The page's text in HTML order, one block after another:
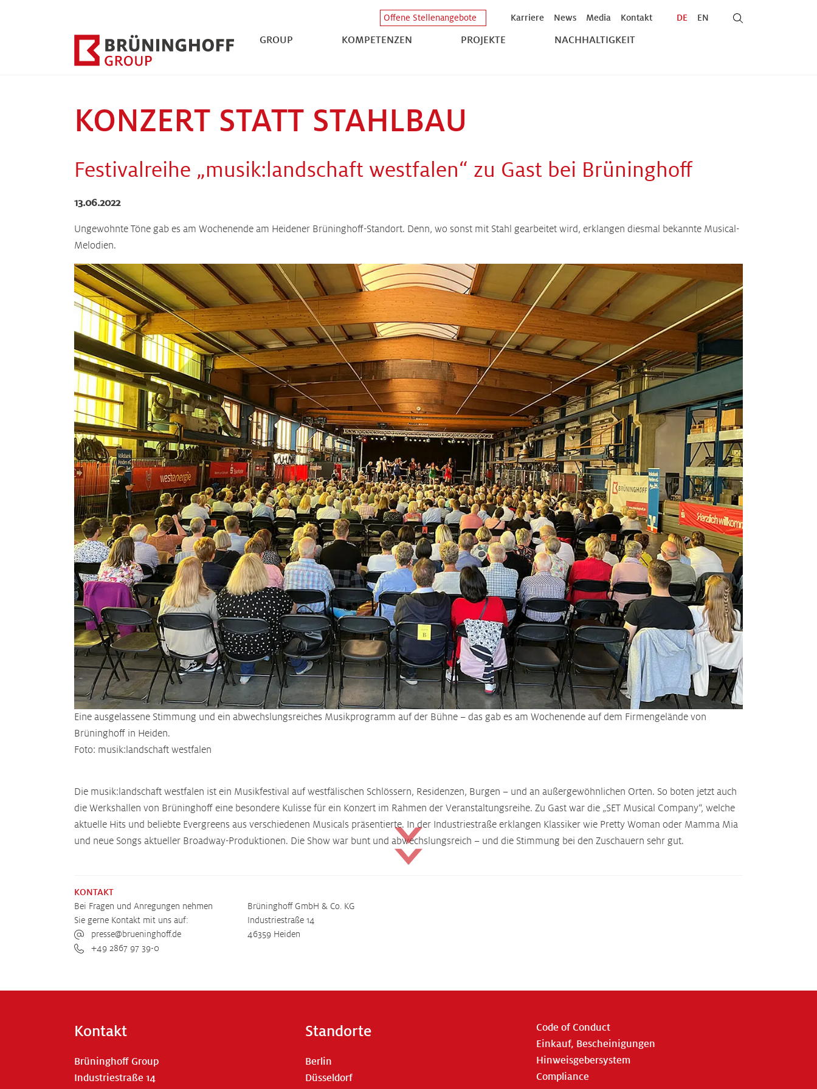
Offene Stellenangebote Karriere News Media Kontakt DE EN
GROUP KOMPETENZEN PROJEKTE NACHHALTIGKEIT
KONZERT STATT STAHLBAU
Festivalreihe „musik:landschaft westfalen“ zu Gast bei Brüninghoff
13.06.2022
Ungewohnte Töne gab es am Wochenende am Heidener Brüninghoff-Standort. Denn, wo sonst mit Stahl gearbeitet wird, erklangen diesmal bekannte Musical-
Melodien.
Eine ausgelassene Stimmung und ein abwechslungsreiches Musikprogramm auf der Bühne – das gab es am Wochenende auf dem Firmengelände von
Brüninghoff in Heiden.
Foto: musik:landschaft westfalen
Die musik:landschaft westfalen ist ein Musikfestival auf westfälischen Schlössern, Residenzen, Burgen – und an außergewöhnlichen Orten. So boten jetzt auch
die Werkshallen von Brüninghoff eine besondere Kulisse für ein Konzert im Rahmen der Veranstaltungsreihe. Zu Gast war die „SET Musical Company“, welche
aktuelle Hits und beliebte Evergreens aus verschiedenen Musicals präsentierte. In der Industriestraße erklangen Klassiker wie Pretty Woman oder Mamma Mia
und neue Songs aktueller Broadway-Produktionen. Die Show war bunt und abwechslungsreich – und die Stimmung bei den Zuschauern sehr gut.
KONTAKT
Bei Fragen und Anregungen nehmen
Sie gerne Kontakt mit uns auf:
presse@brueninghoff.de
+49 2867 97 39-0
Brüninghoff GmbH & Co. KG
Industriestraße 14
46359 Heiden
Kontakt
Brüninghoff Group
Industriestraße 14
Standorte
Berlin
Düsseldorf
Code of Conduct
Einkauf, Bescheinigungen
Hinweisgebersystem
Compliance